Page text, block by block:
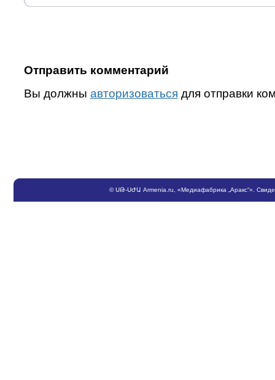
Отправить комментарий
Вы должны авторизоваться для отправки
©ՍԹ-ՍԺԱ Armenia.ru , «Медиафабрика „Аракс“».